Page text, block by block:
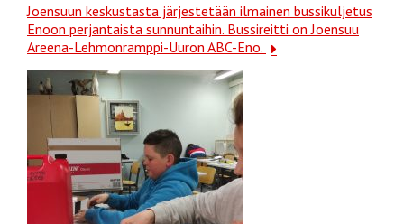
Joensuun keskustasta järjestetään ilmainen bussikuljetus
Enoon perjantaista sunnuntaihin. Bussireitti on Joensuu
Areena-Lehmonramppi-Uuron ABC-Eno.